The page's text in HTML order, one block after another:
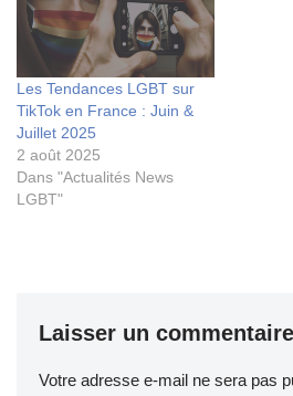
Les Tendances LGBT sur
TikTok en France : Juin &
Juillet 2025
2 août 2025
Dans "Actualités News
LGBT"
Laisser un commentaire
Votre adresse e-mail ne sera pas